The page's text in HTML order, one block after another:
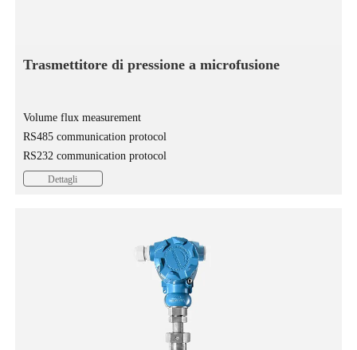
Trasmettitore di pressione a microfusione
Volume flux measurement
RS485 communication protocol
RS232 communication protocol
Dettagli